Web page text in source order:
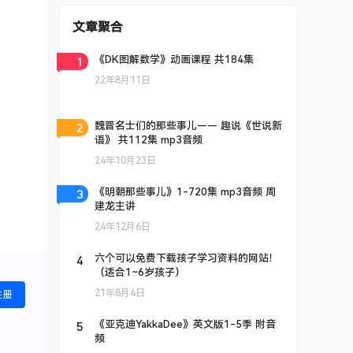
册
文章聚合
1 《DK图解数学》动画课程 共184集
22年8月11日
2
魏晋名士们的那些事儿—— 趣说《世说新
语》 共112集 mp3音频
24年10月23日
3
《明朝那些事儿》1-720集 mp3音频 周
建龙主讲
24年12月6日
4
六个可以免费下载孩子学习资料的网站！
（适合1~6岁孩子）
21年8月4日
5
《亚克迪YakkaDee》英文版1-5季 附音
频